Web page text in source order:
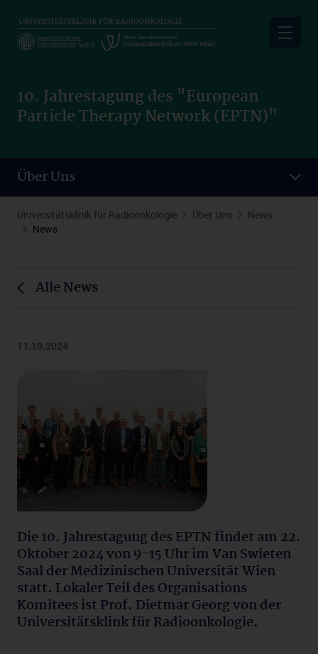
main
10. Jahrestagung des "European
Particle Therapy Network (EPTN)"
Über Uns
Universitätsklinik für Radioonkologie Über Uns
News
News
Alle News
11.10.2024
Die 10. Jahrestagung des EPTN findet am 22.
Oktober 2024 von 9-15 Uhr im Van Swieten
Saal der Medizinischen Universität Wien
statt. Lokaler Teil des Organisations
Komitees ist Prof. Dietmar Georg von der
Universitätsklink für Radioonkologie.